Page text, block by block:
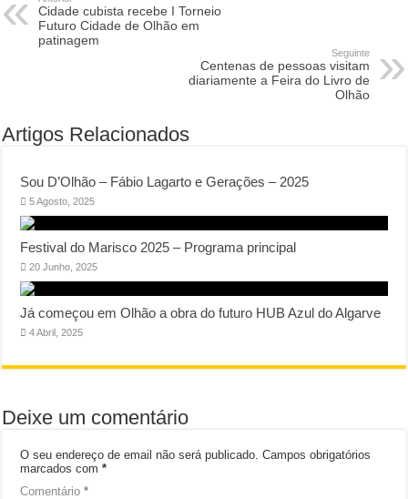
Cidade cubista recebe I Torneio
Futuro Cidade de Olhão em
patinagem
Seguinte
Centenas de pessoas visitam
diariamente a Feira do Livro de
Olhão
Artigos Relacionados
Sou D’Olhão – Fábio Lagarto e Gerações – 2025
5 Agosto, 2025
Festival do Marisco 2025 – Programa principal
20 Junho, 2025
Já começou em Olhão a obra do futuro HUB Azul do Algarve
4 Abril, 2025
Deixe um comentário
O seu endereço de email não será publicado. Campos obrigatórios
marcados com*
Comentário*